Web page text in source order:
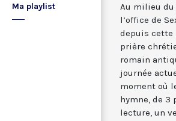
Ma playlist
Au milieu du
l’office de
depuis cette
prière
romain
journée
moment où
hymne, de 3
lecture, un